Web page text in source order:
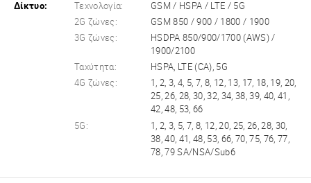
Δίκτυο: Τεχνολογία:
GSM / HSPA / LTE / 5G
2G ζώνες:
GSM 850 / 900 / 1800 / 1900
3G ζώνες:
HSDPA 850/900/1700 (AWS) /
1900/2100
Ταχύτητα:
HSPA, LTE (CA), 5G
4G ζώνες:
1, 2, 3, 4, 5, 7, 8, 12, 13, 17, 18, 19, 20,
25, 26, 28, 30, 32, 34, 38, 39, 40, 41,
42, 48, 53, 66
5G:
1, 2, 3, 5, 7, 8, 12, 20, 25, 26, 28, 30,
38, 40, 41, 48, 53, 66, 70, 75, 76, 77,
78, 79 SA/NSA/Sub6